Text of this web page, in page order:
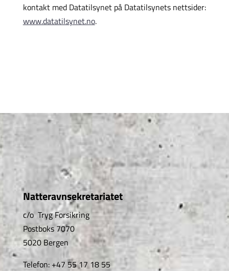
kontakt med Datatilsynet på Datatilsynets nettsider:
www.datatilsynet.no.
Natteravnsekretariatet
c/o Tryg Forsikring
Postboks 7070
5020 Bergen
Telefon: +47 55 17 18 55